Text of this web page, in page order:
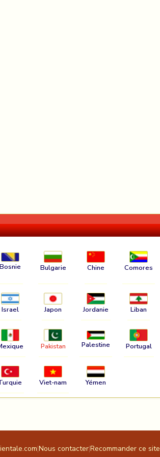
Bosnie Bulgarie Chine Comores
Israel Japon Jordanie Liban
Pakistan Palestine Portugal
Viet-nam Yémen
|Nous contacter|Recommander ce site